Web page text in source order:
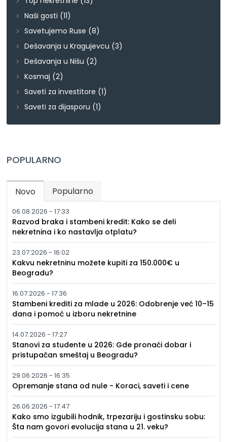
Naši gosti (11)
Savetujemo Ruse (8)
Dešavanja u Kragujevcu (3)
Dešavanja u Nišu (2)
Kosmaj (2)
Saveti za investitore (1)
Saveti za dijasporu (1)
POPULARNO
Novo (active tab)
Popularno
06.08.2026 - 17:33
Razvod braka i stambeni kredit: Kako se deli
nekretnina i ko nastavlja otplatu?
23.07.2026 - 16:02
Kakvu nekretninu možete kupiti za 150.000€ u
Beogradu?
16.07.2026 - 17:36
Stambeni krediti za mlade u 2026: Odobrenje već 10–15
dana i pomoć u izboru nekretnine
14.07.2026 - 17:27
Stanovi za studente u 2026: Gde pronaći dobar i
pristupačan smeštaj u Beogradu?
29.06.2026 - 16:35
Opremanje stana od nule - Koraci, saveti i cene
26.06.2026 - 17:47
Kako smo izgubili hodnik, trpezariju i gostinsku sobu:
Šta nam govori evolucija stana u 21. veku?